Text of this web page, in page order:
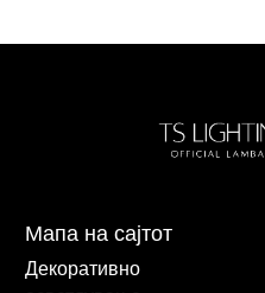
Мапа на сајтот
Декоративно